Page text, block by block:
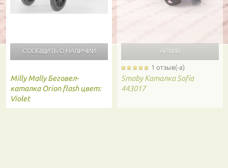
СООБЩИТЬ О НАЛИЧИИ
Milly Mally Беговел-
каталка Orion flash цвет:
Violet
1 отзыв(-а)
Smoby Каталка Sofia
443017